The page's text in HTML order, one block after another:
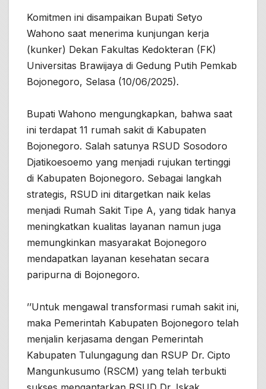
Komitmen ini disampaikan Bupati Setyo
Wahono saat menerima kunjungan kerja
(kunker) Dekan Fakultas Kedokteran (FK)
Universitas Brawijaya di Gedung Putih Pemkab
Bojonegoro, Selasa (10/06/2025).
Bupati Wahono mengungkapkan, bahwa saat
ini terdapat 11 rumah sakit di Kabupaten
Bojonegoro. Salah satunya RSUD Sosodoro
Djatikoesoemo yang menjadi rujukan tertinggi
di Kabupaten Bojonegoro. Sebagai langkah
strategis, RSUD ini ditargetkan naik kelas
menjadi Rumah Sakit Tipe A, yang tidak hanya
meningkatkan kualitas layanan namun juga
memungkinkan masyarakat Bojonegoro
mendapatkan layanan kesehatan secara
paripurna di Bojonegoro.
’’Untuk mengawal transformasi rumah sakit ini,
maka Pemerintah Kabupaten Bojonegoro telah
menjalin kerjasama dengan Pemerintah
Kabupaten Tulungagung dan RSUP Dr. Cipto
Mangunkusumo (RSCM) yang telah terbukti